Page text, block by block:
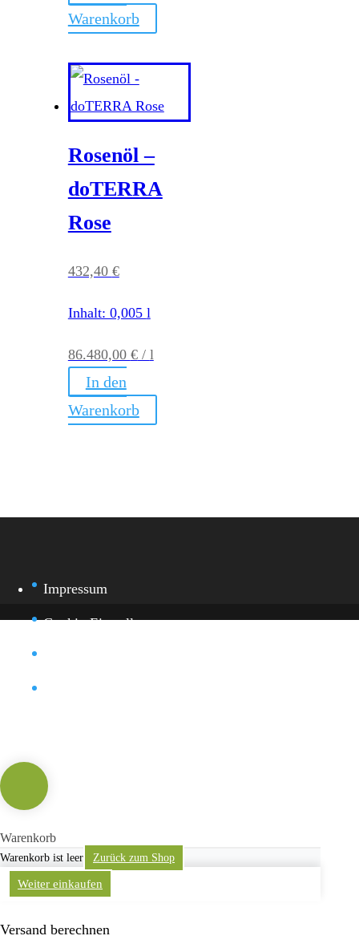
Warenkorb
Rosenöl –
doTERRA
Rose
432,40 €
Inhalt: 0,005 l
86.480,00 €/ l
In den
Warenkorb
Impressum
Cookie-Einstellung
Warenkorb
Warenkorb ist leer Zurück zum Shop
Weiter einkaufen
Versand berechnen